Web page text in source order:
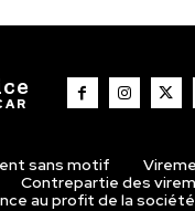
sans motif
Contrepartie des
au profit de la société